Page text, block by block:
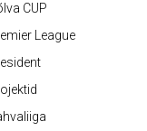
CUP
League